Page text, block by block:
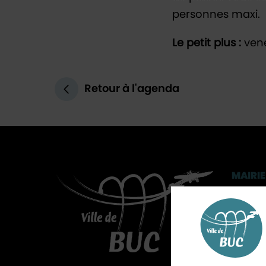
personnes maxi.
Le petit plus :
Retour à l'agenda
MAIRIE
CS
01